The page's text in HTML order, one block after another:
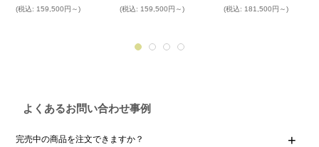
(税込: 159,500円～)
(税込: 159,500円～)
(税込: 181,500円～)
よくあるお問い合わせ事例
完売中の商品を注文できますか？